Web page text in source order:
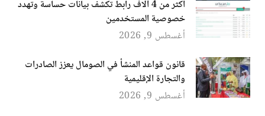
أكثر من 4 آلاف رابط تكشف بيانات حساسة وتهدد
خصوصية المستخدمين
أغسطس 9, 2026
قانون قواعد المنشأ في الصومال يعزز الصادرات
والتجارة الإقليمية
أغسطس 9, 2026